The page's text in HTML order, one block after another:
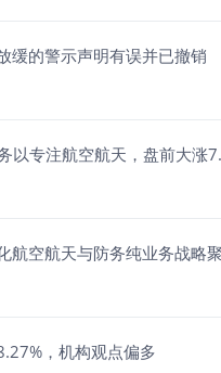
缓的警示声明有误并已撤销
以专注航空航天，盘前大涨
航空航天与防务纯业务战略
，机构观点偏多